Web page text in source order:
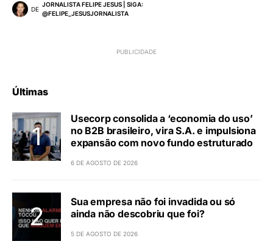
DE
JORNALISTA FELIPE JESUS | SIGA:
@FELIPE_JESUSJORNALISTA
Últimas
Usecorp consolida a ‘economia do uso’
no B2B brasileiro, vira S.A. e impulsiona
expansão com novo fundo estruturado
6 DE AGOSTO DE 2026
Sua empresa não foi invadida ou só
ainda não descobriu que foi?
5 DE AGOSTO DE 2026